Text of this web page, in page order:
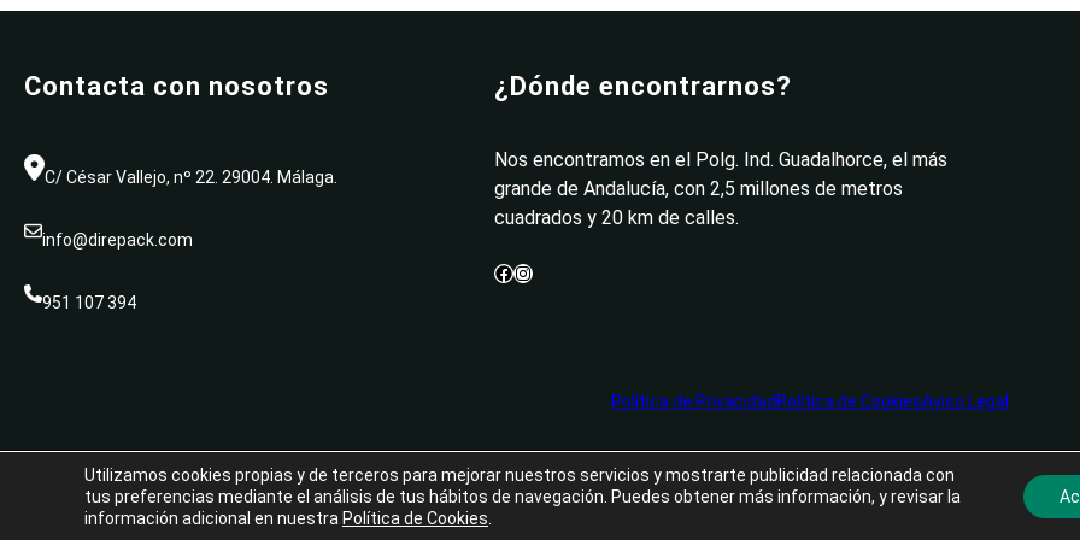
Contacta con nosotros
C/ César Vallejo, nº 22. 29004. Málaga.
info@direpack.com
951 107 394
¿Dónde encontrarnos?
Nos encontramos en el Polg. Ind. Guadalhorce, el más
grande de Andalucía, con 2,5 millones de metros
cuadrados y 20 km de calles.
Facebook Instagram
Política de PrivacidadPolítica de CookiesAviso Legal
Tema de WordPress One Business Blocks.Funciona gracias aOvation Themes y WordPress. INICIOEMBALAJEMAQUINARIA DIREBOX
Utilizamos cookies propias y de terceros para mejorar nuestros servicios y mostrarte publicidad relacionada con
tus preferencias mediante el análisis de tus hábitos de navegación. Puedes obtener más información, y revisar la
información adicional en nuestra Política de Cookies